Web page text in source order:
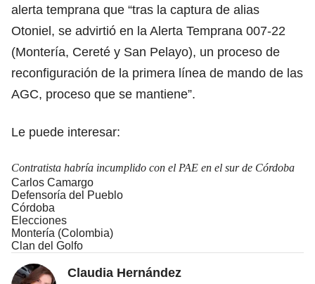
alerta temprana que “tras la captura de alias
Otoniel, se advirtió en la Alerta Temprana 007-22
(Montería, Cereté y San Pelayo), un proceso de
reconfiguración de la primera línea de mando de las
AGC, proceso que se mantiene”.
Le puede interesar:
Contratista habría incumplido con el PAE en el sur de Córdoba
Carlos Camargo
Defensoría del Pueblo
Córdoba
Elecciones
Montería (Colombia)
Clan del Golfo
Claudia Hernández